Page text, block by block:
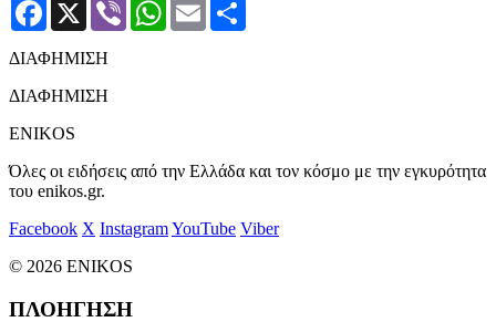
Facebook
X Viber WhatsApp
Email
ΔΙΑΦΗΜΙΣΗ
ΔΙΑΦΗΜΙΣΗ
ENIKOS
Όλες οι ειδήσεις από την Ελλάδα και τον κόσμο με την εγκυρότητα
του enikos.gr.
Facebook X InstagramYouTube Viber
© 2026 ENIKOS
ΠΛΟΗΓΗΣΗ